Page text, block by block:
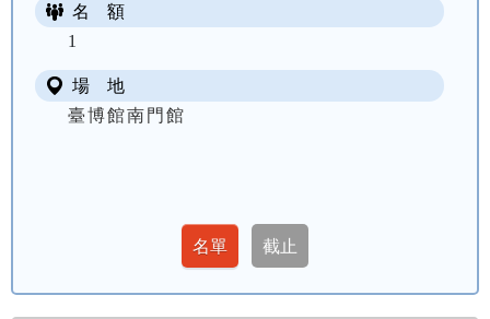
名 額
1
場 地
臺博館南門館